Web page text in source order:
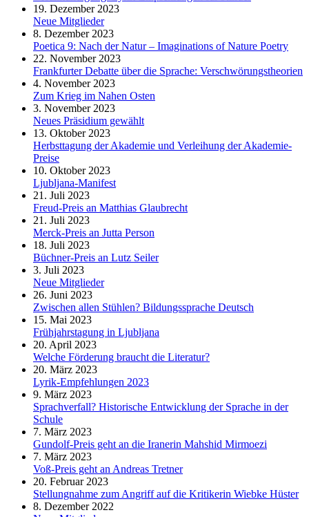
19. Dezember 2023
Neue Mitglieder
8. Dezember 2023
Poetica 9: Nach der Natur – Imaginations of Nature Poetry
22. November 2023
Frankfurter Debatte über die Sprache: Verschwörungstheorien
4. November 2023
Zum Krieg im Nahen Osten
3. November 2023
Neues Präsidium gewählt
13. Oktober 2023
Herbsttagung der Akademie und Verleihung der Akademie-
Preise
10. Oktober 2023
Ljubljana-Manifest
21. Juli 2023
Freud-Preis an Matthias Glaubrecht
21. Juli 2023
Merck-Preis an Jutta Person
18. Juli 2023
Büchner-Preis an Lutz Seiler
3. Juli 2023
Neue Mitglieder
26. Juni 2023
Zwischen allen Stühlen? Bildungssprache Deutsch
15. Mai 2023
Frühjahrstagung in Ljubljana
20. April 2023
Welche Förderung braucht die Literatur?
20. März 2023
Lyrik-Empfehlungen 2023
9. März 2023
Sprachverfall? Historische Entwicklung der Sprache in der
Schule
7. März 2023
Gundolf-Preis geht an die Iranerin Mahshid Mirmoezi
7. März 2023
Voß-Preis geht an Andreas Tretner
20. Februar 2023
Stellungnahme zum Angriff auf die Kritikerin Wiebke Hüster
8. Dezember 2022